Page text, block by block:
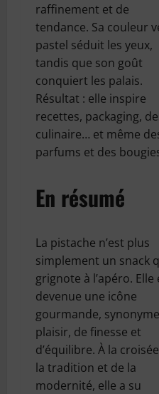
raffinement et de
tendance. Sa couleur
pastel séduit les yeux,
tandis que son goût
conquiert les palais.
Résultat : elle inspire
recettes, packaging,
culinaire… et même
parfums et des
En résumé
La pistache n’est plus
simplement un snack
grignote à l’apéro. Elle
devenue une icône
gourmande,
plaisir, de finesse et
d’équilibre. À la
la tradition et de la
modernité, elle a su